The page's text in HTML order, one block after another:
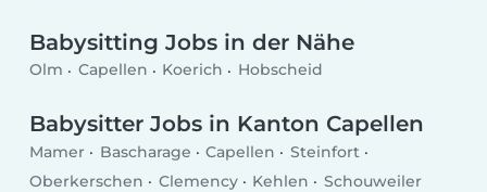
Babysitting Jobs in der Nähe
Olm Capellen Koerich Hobscheid
Babysitter Jobs in Kanton Capellen
Mamer Bascharage Capellen
Steinfort
Oberkerschen
Clemency Kehlen Schouweiler